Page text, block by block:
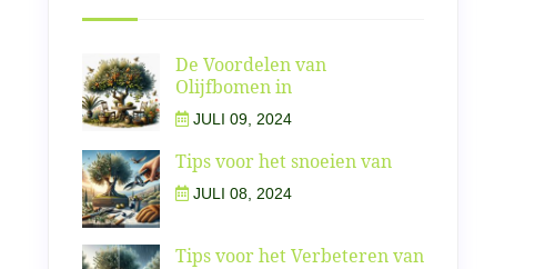
De Voordelen van
Olijfbomen in
JULI 09, 2024
Tips voor het snoeien van
JULI 08, 2024
Tips voor het Verbeteren van